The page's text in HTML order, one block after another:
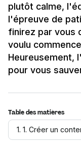
plutôt calme,
l'épreuve de
finirez par vous
voulu
Heureusement,
pour vous
Table des matières